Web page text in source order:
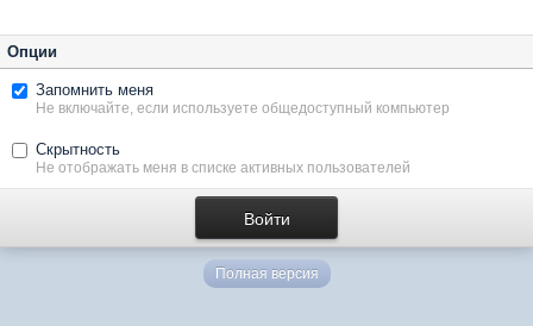
Опции
Запомнить меня
Не включайте, если используете общедоступный компьютер
Скрытность
Не отображать меня в списке активных пользователей
Полная версия